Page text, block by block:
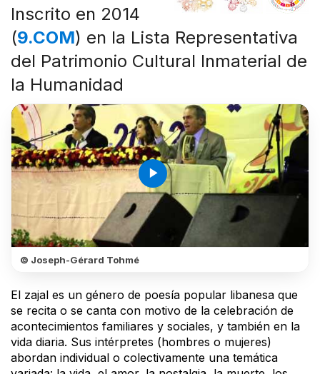
Inscrito en 2014
(9.COM) en la Lista Representativa
del Patrimonio Cultural Inmaterial de
la Humanidad
play_arrow
© Joseph-Gérard Tohmé
El zajal es un género de poesía popular libanesa que
se recita o se canta con motivo de la celebración de
acontecimientos familiares y sociales, y también en la
vida diaria. Sus intérpretes (hombres o mujeres)
abordan individual o colectivamente una temática